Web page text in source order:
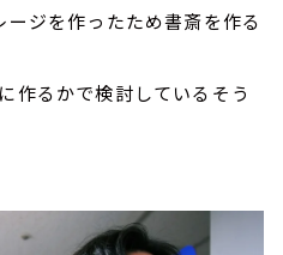
ージを作ったため書斎を作る
作るかで検討しているそう